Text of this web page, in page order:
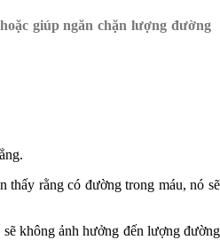
giúp ngăn chặn lượng đường
rằng có đường trong máu, nó sẽ
không ảnh hưởng đến lượng đường